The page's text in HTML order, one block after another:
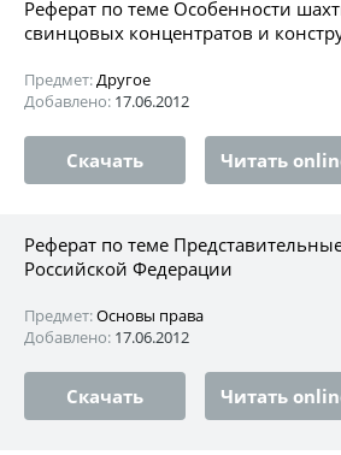
Реферат по теме Особенности
свинцовых концентратов и
Предмет:Другое
Добавлено: 17.06.2012
Скачать Читать
Реферат по теме
Российской Федерации
Предмет:Основы права
Добавлено: 17.06.2012
Скачать Читать